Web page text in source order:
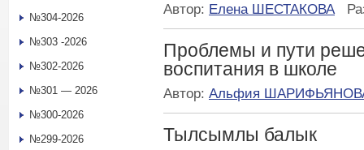
Автор: Елена ШЕСТАКОВА
Проблемы и пути
воспитания в школе
Автор: Альфия
Тылсымлы балык
№304-2026
№303 -2026
№302-2026
№301 — 2026
№300-2026
№299-2026